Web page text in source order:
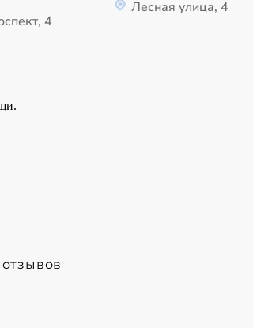
4
Лесная улица, 4